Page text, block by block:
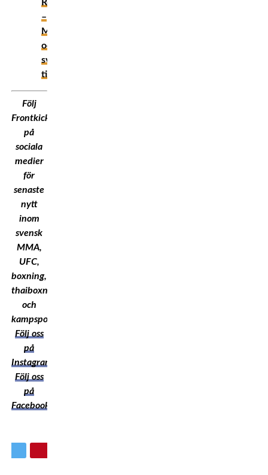
Romanowski
–
Matchkort
och
svenska
tider
Följ
Frontkick.Online
på
sociala
medier
för
senaste
nytt
inom
svensk
MMA,
UFC,
boxning,
thaiboxning
och
kampsport!
Följ oss
på
Instagram
Följ oss
på
Facebook